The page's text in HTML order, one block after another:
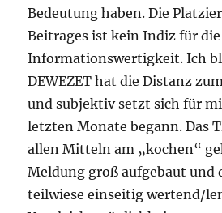
Bedeutung haben. Die
Beitrages ist kein Indiz für die
Informationswertigkeit. Ich
DEWEZET hat die Distanz
und subjektiv setzt sich für
letzten Monate begann. Das
allen Mitteln am „kochen“
Meldung groß aufgebaut und
teilwiese einseitig wertend/